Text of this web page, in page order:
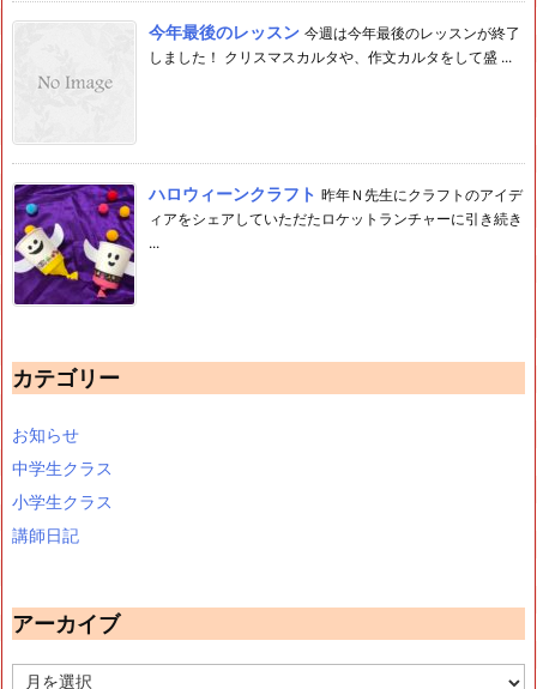
今年最後のレッスン 今週は今年最後のレッスンが終了
しました！ クリスマスカルタや、作文カルタをして盛 ...
ハロウィーンクラフト 昨年Ｎ先生にクラフトのアイデ
ィアをシェアしていただたロケットランチャーに引き続き
...
カテゴリー
お知らせ
中学生クラス
小学生クラス
講師日記
アーカイブ